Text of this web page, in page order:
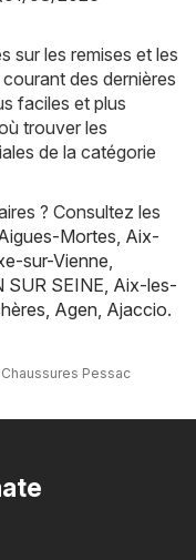
sur les remises et les
des dernières
faciles et plus
trouver les
de la catégorie
? Consultez les
Mortes, Aix-
sur-Vienne,
SUR SEINE, Aix-les-
, Agen, Ajaccio.
Pessac